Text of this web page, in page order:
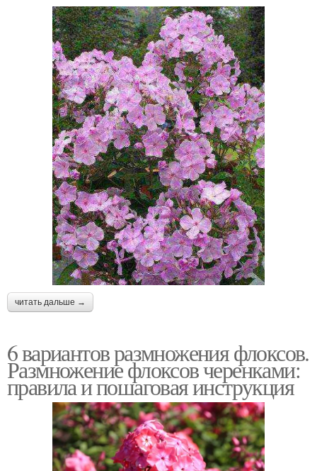
читать дальше →
6 вариантов размножения флоксов.
Размножение флоксов черенками:
правила и пошаговая инструкция